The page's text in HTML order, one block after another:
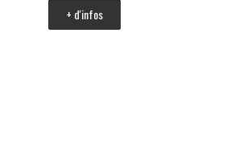
+ d'infos